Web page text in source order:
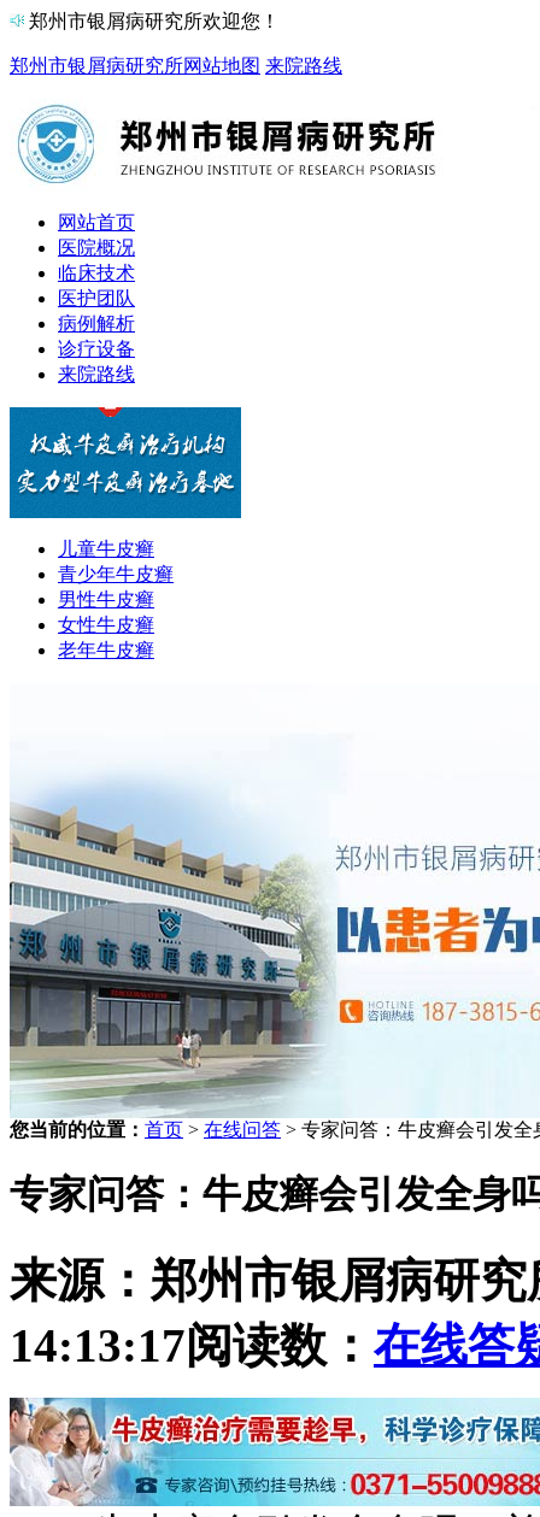
郑州市银屑病研究所欢迎您！
郑州市银屑病研究所网站地图 来院路线
网站首页
医院概况
临床技术
医护团队
病例解析
诊疗设备
来院路线
儿童牛皮癣
青少年牛皮癣
男性牛皮癣
女性牛皮癣
老年牛皮癣
您当前的位置： 首页 > 在线问答 > 专家问答：牛皮癣会引发全
专家问答：牛皮癣会引发全身
来源：郑州市银屑病研究
14:13:17阅读数： 在线答